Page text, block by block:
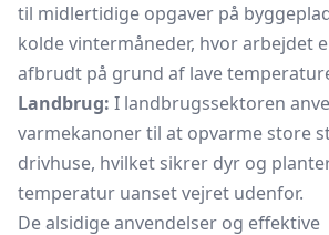
til midlertidige opgaver på
kolde vintermåneder, hvor arbejdet
afbrudt på grund af lave
Landbrug: I landbrugssektoren
varmekanoner til at opvarme store
drivhuse, hvilket sikrer dyr og
temperatur uanset vejret udenfor.
De alsidige anvendelser og effektive